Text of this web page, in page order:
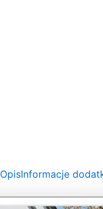
OpisInformacje